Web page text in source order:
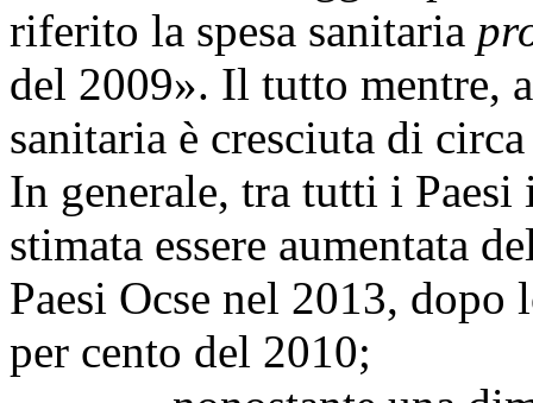
riferito la spesa sanitaria
del 2009». Il tutto mentre,
sanitaria è cresciuta di
In generale, tra tutti i Paesi
stimata essere aumentata
Paesi Ocse nel 2013,
per cento del 2010;